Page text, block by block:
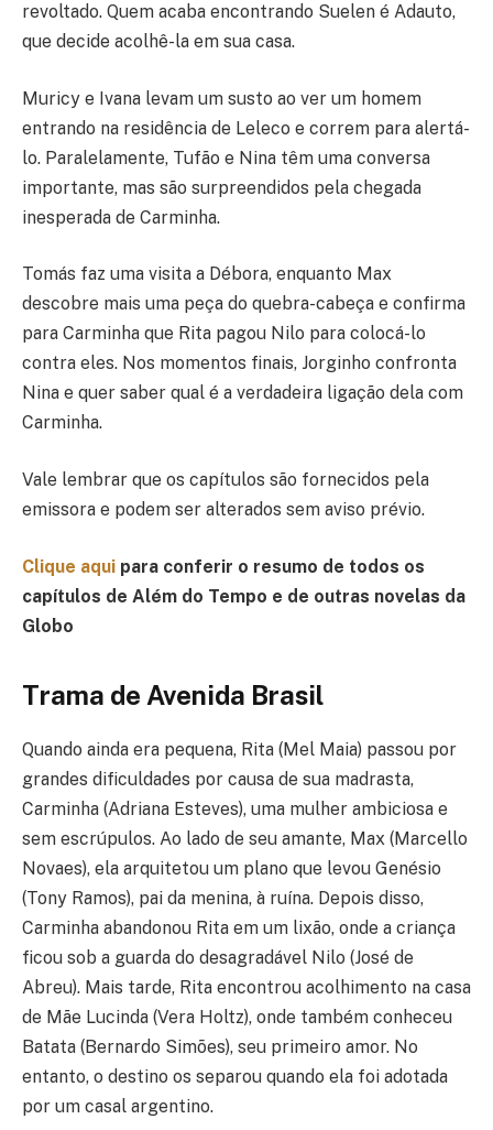
revoltado. Quem acaba encontrando Suelen é Adauto,
que decide acolhê-la em sua casa.
Muricy e Ivana levam um susto ao ver um homem
entrando na residência de Leleco e correm para alertá-
lo. Paralelamente, Tufão e Nina têm uma conversa
importante, mas são surpreendidos pela chegada
inesperada de Carminha.
Tomás faz uma visita a Débora, enquanto Max
descobre mais uma peça do quebra-cabeça e confirma
para Carminha que Rita pagou Nilo para colocá-lo
contra eles. Nos momentos finais, Jorginho confronta
Nina e quer saber qual é a verdadeira ligação dela com
Carminha.
Vale lembrar que os capítulos são fornecidos pela
emissora e podem ser alterados sem aviso prévio.
Clique aqui para conferir o resumo de todos os
capítulos de Além do Tempo e de outras novelas da
Globo
Trama de Avenida Brasil
Quando ainda era pequena, Rita (Mel Maia) passou por
grandes dificuldades por causa de sua madrasta,
Carminha (Adriana Esteves), uma mulher ambiciosa e
sem escrúpulos. Ao lado de seu amante, Max (Marcello
Novaes), ela arquitetou um plano que levou Genésio
(Tony Ramos), pai da menina, à ruína. Depois disso,
Carminha abandonou Rita em um lixão, onde a criança
ficou sob a guarda do desagradável Nilo (José de
Abreu). Mais tarde, Rita encontrou acolhimento na casa
de Mãe Lucinda (Vera Holtz), onde também conheceu
Batata (Bernardo Simões), seu primeiro amor. No
entanto, o destino os separou quando ela foi adotada
por um casal argentino.